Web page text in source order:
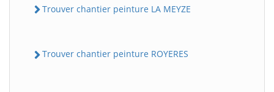
Trouver chantier peinture LA MEYZE
Trouver chantier peinture ROYERES